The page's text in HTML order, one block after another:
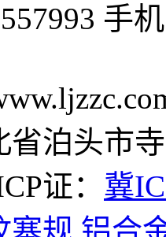
手
省泊头市
证： 冀
塞规 铝合